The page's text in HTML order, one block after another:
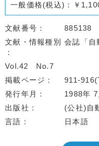
一般価格(税込)：￥
文献番号
885138
文献・情報種別
会誌「自
Vol.42
No.7
掲載ページ
911-
発行年月
1988年 7
出版社
(公社)自
言語
日本語